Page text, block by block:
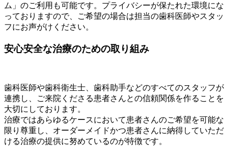
ム」のご利用も可能です。プライバシーが保たれた環境にな
っておりますので、ご希望の場合は担当の歯科医師やスタッ
フにお声がけください。
安心安全な治療のための取り組み
歯科医師や歯科衛生士、歯科助手などのすべてのスタッフが
連携し、ご来院くださる患者さんとの信頼関係を作ることを
大切にしております。
治療ではあらゆるケースにおいて患者さんのご希望を可能な
限り尊重し、オーダーメイドかつ患者さんに納得していただ
ける治療の提供に努めているのが特徴です。